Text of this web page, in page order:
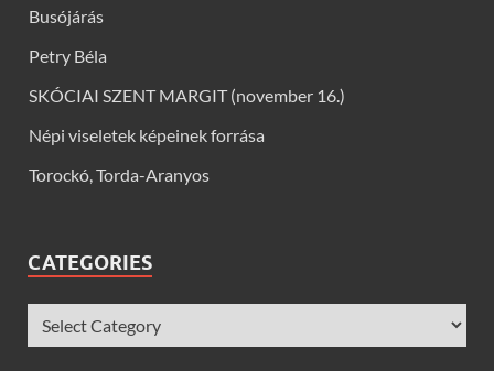
Busójárás
Petry Béla
SKÓCIAI SZENT MARGIT (november 16.)
Népi viseletek képeinek forrása
Torockó, Torda-Aranyos
CATEGORIES